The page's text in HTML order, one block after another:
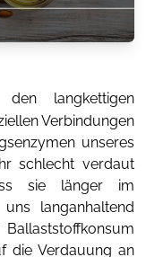
langkettigen
Verbindungen
unseres
schlecht verdaut
sie länger im
langanhaltend
die Verdauung an